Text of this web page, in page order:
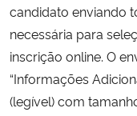
candidato enviando
necessária para
inscrição online. O
“Informações
(legível) com